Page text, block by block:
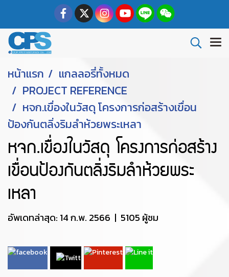
หน้าแรก
แกลลอรี่ทั้งหมด
PROJECT REFERENCE
หจก.เขื่องในวัสดุ โครงการก่อสร้างเขื่อน
ป้องกันตลิ่งริมลำห้วยพระเหลา
หจก.เขื่องในวัสดุ โครงการก่อสร้าง
เขื่อนป้องกันตลิ่งริมลำห้วยพระ
เหลา
อัพเดทล่าสุด: 14 ก.พ. 2566 | 5105 ผู้ชม